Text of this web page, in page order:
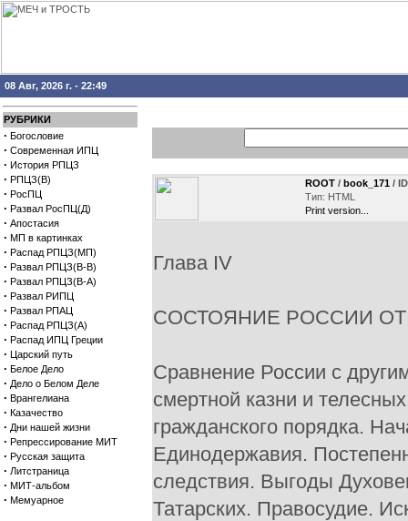
08 Авг, 2026 г. - 22:49
РУБРИКИ
· Богословие
· Современная ИПЦ
· История РПЦЗ
· РПЦЗ(В)
· РосПЦ
· Развал РосПЦ(Д)
· Апостасия
· МП в картинках
· Распад РПЦЗ(МП)
· Развал РПЦЗ(В-В)
· Развал РПЦЗ(В-А)
· Развал РИПЦ
· Развал РПАЦ
· Распад РПЦЗ(А)
· Распад ИПЦ Греции
· Царский путь
· Белое Дело
· Дело о Белом Деле
· Врангелиана
· Казачество
· Дни нашей жизни
· Репрессирование МИТ
· Русская защита
· Литстраница
· МИТ-альбом
· Мемуарное
ROOT / book_171 /
Тип: HTML
Print version...
Глава IV
СОСТОЯНИЕ РОССИИ
Сравнение России с
смертной казни и
гражданского порядка.
Единодержавия.
следствия. Выгоды
Татарских. Правосудие.